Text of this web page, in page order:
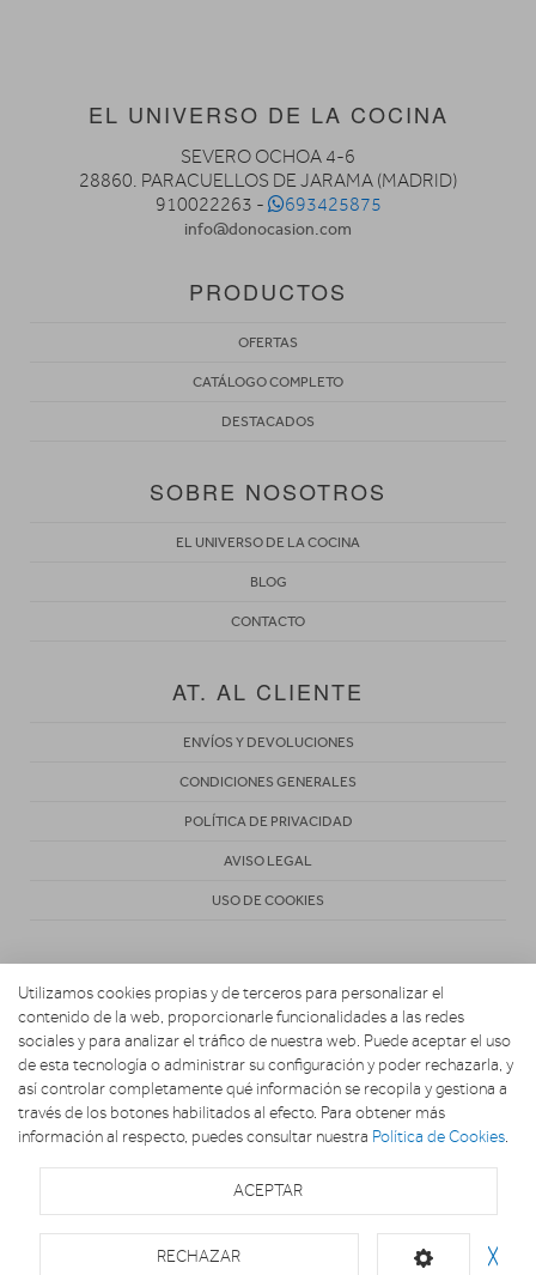
EL UNIVERSO DE LA COCINA
SEVERO OCHOA 4-6
28860. PARACUELLOS DE JARAMA (MADRID)
910022263 -
693425875
info@donocasion.com
PRODUCTOS
OFERTAS
CATÁLOGO COMPLETO
DESTACADOS
SOBRE NOSOTROS
EL UNIVERSO DE LA COCINA
BLOG
CONTACTO
AT. AL CLIENTE
ENVÍOS Y DEVOLUCIONES
CONDICIONES GENERALES
POLÍTICA DE PRIVACIDAD
AVISO LEGAL
USO DE COOKIES
Copyright 2026. EL UNIVERSO DE LA COCINA
Utilizamos cookies propias y de terceros para personalizar el
contenido de la web, proporcionarle funcionalidades a las redes
sociales y para analizar el tráfico de nuestra web. Puede aceptar el uso
de esta tecnología o administrar su configuración y poder rechazarla, y
así controlar completamente qué información se recopila y gestiona a
través de los botones habilitados al efecto. Para obtener más
información al respecto, puedes consultar nuestra Política de Cookies.
ACEPTAR
RECHAZAR ╳